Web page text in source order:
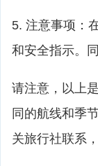
5. 注意事项：
和安全指示。
请注意，以上
同的航线和季
关旅行社联系